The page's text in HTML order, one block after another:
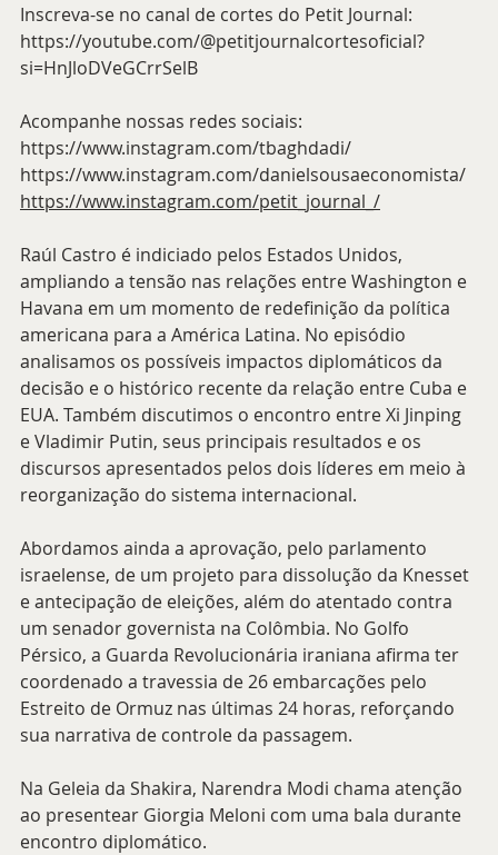
Inscreva-se no canal de cortes do Petit Journal:
https://youtube.com/@petitjournalcortesoficial?
si=HnJloDVeGCrrSelB
Acompanhe nossas redes sociais:
https://www.instagram.com/tbaghdadi/
https://www.instagram.com/danielsousaeconomista/
https://www.instagram.com/petit_journal_/
Raúl Castro é indiciado pelos Estados Unidos,
ampliando a tensão nas relações entre Washington e
Havana em um momento de redefinição da política
americana para a América Latina. No episódio
analisamos os possíveis impactos diplomáticos da
decisão e o histórico recente da relação entre Cuba e
EUA. Também discutimos o encontro entre Xi Jinping
e Vladimir Putin, seus principais resultados e os
discursos apresentados pelos dois líderes em meio à
reorganização do sistema internacional.
Abordamos ainda a aprovação, pelo parlamento
israelense, de um projeto para dissolução da Knesset
e antecipação de eleições, além do atentado contra
um senador governista na Colômbia. No Golfo
Pérsico, a Guarda Revolucionária iraniana afirma ter
coordenado a travessia de 26 embarcações pelo
Estreito de Ormuz nas últimas 24 horas, reforçando
sua narrativa de controle da passagem.
Na Geleia da Shakira, Narendra Modi chama atenção
ao presentear Giorgia Meloni com uma bala durante
encontro diplomático.